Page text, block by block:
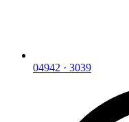
04942 · 3039